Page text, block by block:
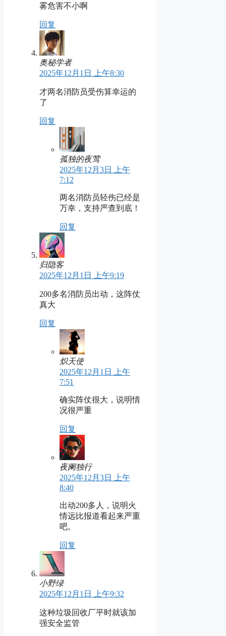
雾危害不小啊
回复
奥秘学者
2025年12月1日 上午8:30
才两名消防员受伤算幸运的
了
回复
孤独的夜莺
2025年12月3日 上午
7:12
两名消防员轻伤已经是
万幸，支持严查到底！
回复
归隐客
2025年12月1日 上午9:19
200多名消防员出动，这阵仗
真大
回复
炽天使
2025年12月1日 上午
7:51
确实阵仗很大，说明情
况很严重
回复
夜阑独行
2025年12月3日 上午
8:40
出动200多人，说明火
情远比报道看起来严重
吧。
回复
小野绿
2025年12月1日 上午9:32
这种垃圾回收厂平时就该加
强安全监管